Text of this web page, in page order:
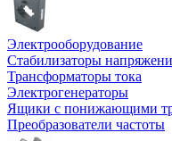
Электрооборудование
Стабилизаторы
Трансформаторы тока
Электрогенераторы
Ящики с понижающими
Преобразователи частоты